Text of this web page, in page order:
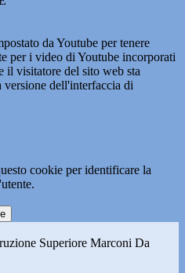
da Youtube per tenere
per i video di Youtube incorporati
il visitatore del sito web sta
dell'interfaccia di
cookie per identificare la
Superiore Marconi Da